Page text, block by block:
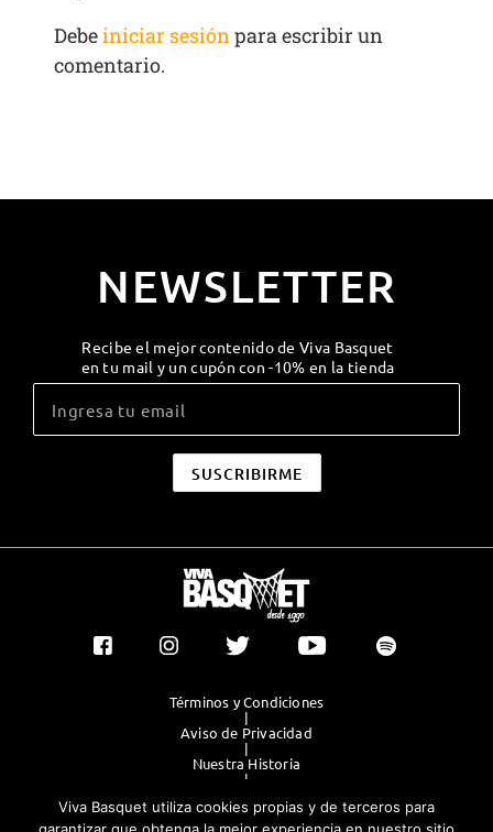
Debeiniciar sesiónpara escribir un
comentario.
NEWSLETTER
Recibe el mejor contenido de Viva Basquet
en tu mail y un cupón con -10% en la tienda
Términos y Condiciones
|
Aviso de Privacidad
|
Nuestra Historia
|
|
Publicidad
Viva Basquet utiliza cookies propias y de terceros para